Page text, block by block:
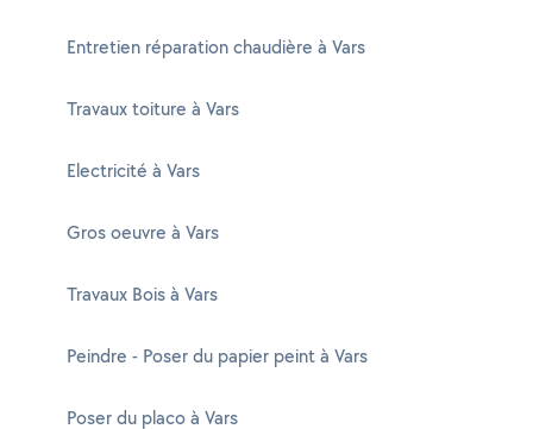
Entretien réparation chaudière à Vars
Travaux toiture à Vars
Electricité à Vars
Gros oeuvre à Vars
Travaux Bois à Vars
Peindre - Poser du papier peint à Vars
Poser du placo à Vars